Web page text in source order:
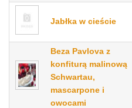
Jabłka w cieście
Beza Pavlova z
konfiturą malinową
Schwartau,
mascarpone i
owocami